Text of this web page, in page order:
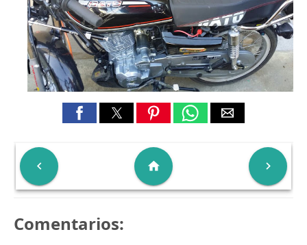
 
home
Comentarios: